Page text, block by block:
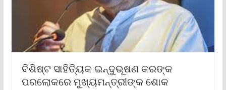
ବିଶିଷ୍ଟ ସାହିତ୍ୟିକ ଇନ୍ଦୁଭୂଷଣ କରଙ୍କ
ପରଲୋକରେ ମୁଖ୍ୟମନ୍ତ୍ରୀଙ୍କ ଶୋକ